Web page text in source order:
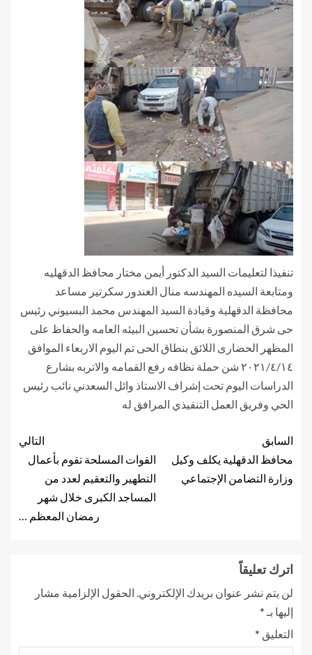
تنفيذا لتعليمات السيد الدكتور أيمن مختار محافظ الدقهليه
ومتابعة السيده المهندسه منال الغندور سكرتير مساعد
محافظة الدقهلية وقيادة السيد المهندس محمد البسيوني رئيس
حى شرق المنصورة بشأن تحسين البيئه العامه والحفاظ على
المظهر الحضارى اللائق بنطاق الحى تم اليوم الاربعاء الموافق
٢٠٢١/٤/١٤ شن حملة نظافه رفع القمامه والاتربه بشارع
الدراسات اليوم تحت إشراف الاستاذ وائل السعدني نائب رئيس
الحي وفريق العمل التنفيذي المرافق له
السابق
محافظ الدقهلية يكلف وكيل
وزارة التضامن الإجتماعي
التالي
القوات المسلحة تقوم بأعمال
التطهير والتعقيم لعدد من
المساجد الكبرى خلال شهر
رمضان المعظم …
اترك تعليقاً
لن يتم نشر عنوان بريدك الإلكتروني. الحقول الإلزامية مشار
إليها بـ *
التعليق *